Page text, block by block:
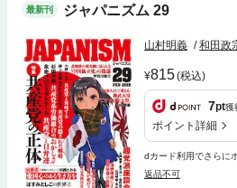
最新刊 ジャパニズム 29
山村明義 和田政
815(税込)
7pt獲
ポイント詳細
dカード利用でさらに
返品不可